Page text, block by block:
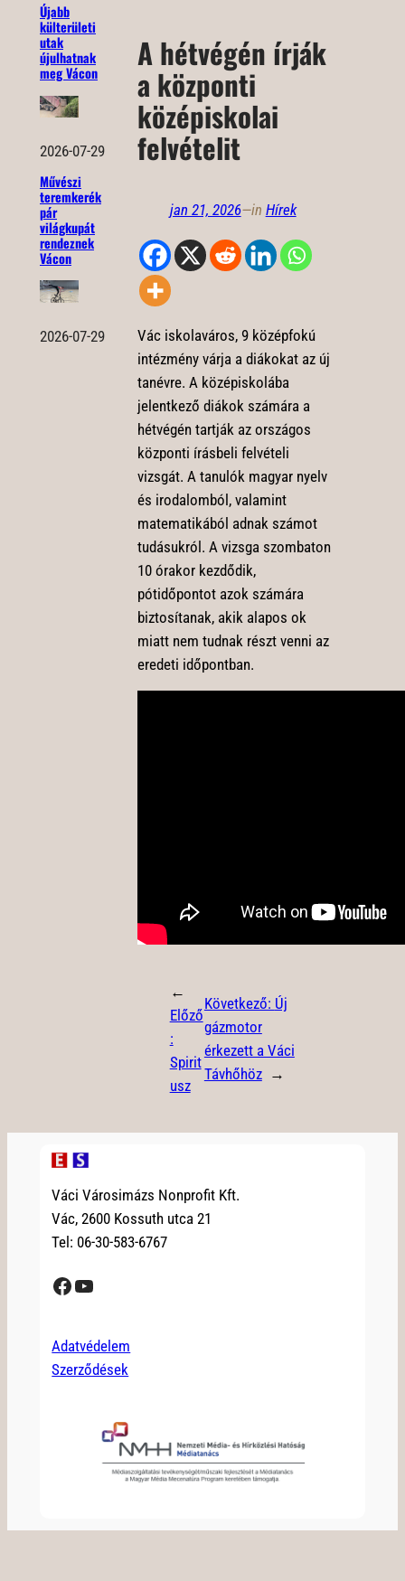
Újabb
külterületi
utak
újulhatnak
meg Vácon
2026-07-29
Művészi
teremkerék
pár
világkupát
rendeznek
Vácon
2026-07-29
A hétvégén írják
a központi
középiskolai
felvételit
jan 21, 2026—in Hírek
Vác iskolaváros, 9 középfokú
intézmény várja a diákokat az új
tanévre. A középiskolába
jelentkező diákok számára a
hétvégén tartják az országos
központi írásbeli felvételi
vizsgát. A tanulók magyar nyelv
és irodalomból, valamint
matematikából adnak számot
tudásukról. A vizsga szombaton
10 órakor kezdődik,
pótidőpontot azok számára
biztosítanak, akik alapos ok
miatt nem tudnak részt venni az
eredeti időpontban.
←
Előző
:
Spirit
usz
Következő: Új
gázmotor
érkezett a Váci
Távhőhöz →
Váci Városimázs Nonprofit Kft.
Vác, 2600 Kossuth utca 21
Tel: 06-30-583-6767
Facebook YouTube
Adatvédelem
Szerződések